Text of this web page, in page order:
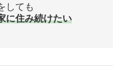
しても
に住み続けたい